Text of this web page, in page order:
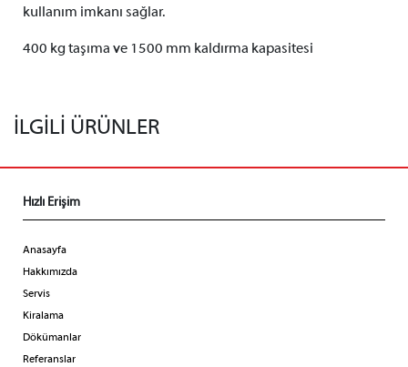
kullanım imkanı sağlar.
400 kg taşıma ve 1500 mm kaldırma kapasitesi
İLGİLİ ÜRÜNLER
Hızlı Erişim
Anasayfa
Hakkımızda
Servis
Kiralama
Dökümanlar
Referanslar